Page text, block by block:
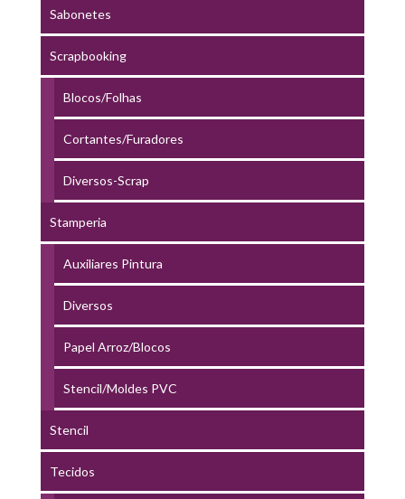
Sabonetes
Scrapbooking
Blocos/Folhas
Cortantes/Furadores
Diversos-Scrap
Stamperia
Auxiliares Pintura
Diversos
Papel Arroz/Blocos
Stencil/Moldes PVC
Stencil
Tecidos